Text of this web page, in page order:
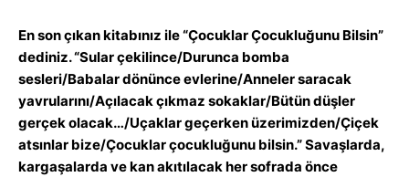
En son çıkan kitabınız ile “Çocuklar Çocukluğunu Bilsin”
dediniz.“Sular çekilince/Durunca bomba
sesleri/Babalar dönünce evlerine/Anneler saracak
yavrularını/Açılacak çıkmaz sokaklar/Bütün düşler
gerçek olacak…/Uçaklar geçerken üzerimizden/Çiçek
atsınlar bize/Çocuklar çocukluğunu bilsin.” Savaşlarda,
kargaşalarda ve kan akıtılacak her sofrada önce